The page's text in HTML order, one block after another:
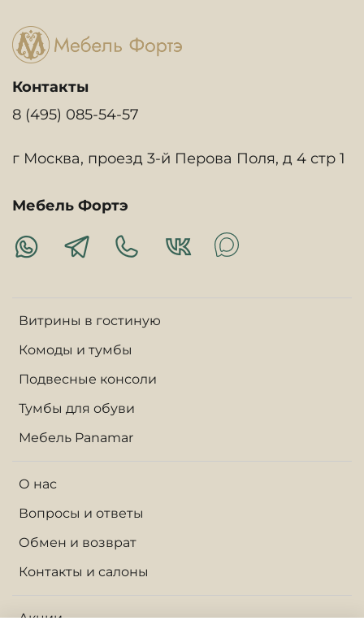
Витрины в гостиную
Комоды и тумбы
Подвесные консоли
Тумбы для обуви
Мебель Panamar
О нас
Вопросы и ответы
Обмен и возврат
Контакты и салоны
Акции
Контакты
8 (495) 085-54-57
г Москва, проезд 3-й Перова Поля, д 4 стр 1
Мебель Фортэ